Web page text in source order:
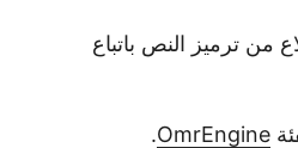
من ترميز النص باتباع
OmrEngine
.